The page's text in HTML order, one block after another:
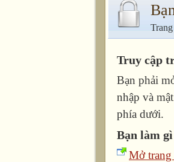
Truy cập
Bạn phải
nhập và
phía dưới.
Bạn làm
Mở trang